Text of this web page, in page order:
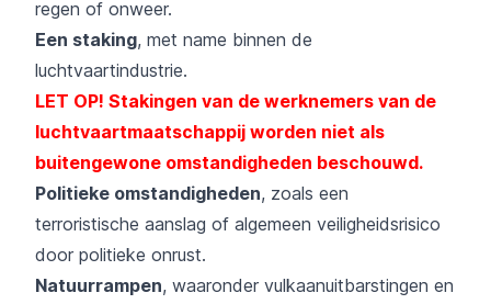
regen of onweer.
Een staking, met name binnen de
luchtvaartindustrie.
LET OP! Stakingen van de werknemers van de
luchtvaartmaatschappij worden niet als
buitengewone omstandigheden beschouwd.
Politieke omstandigheden, zoals een
terroristische aanslag of algemeen veiligheidsrisico
door politieke onrust.
Natuurrampen, waaronder vulkaanuitbarstingen en